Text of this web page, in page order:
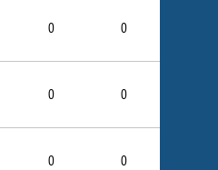
0 0
0 0
0 0